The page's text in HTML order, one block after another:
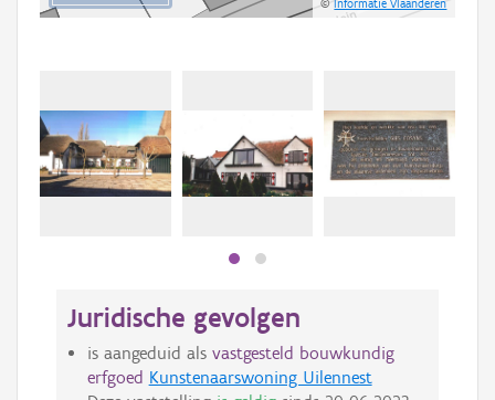
©Informatie Vlaanderen
Juridische gevolgen
is aangeduid als vastgesteld bouwkundig
erfgoed Kunstenaarswoning Uilennest